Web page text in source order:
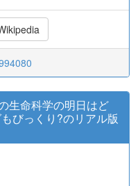
生命科学の明日はど
びっくり?のリアル版